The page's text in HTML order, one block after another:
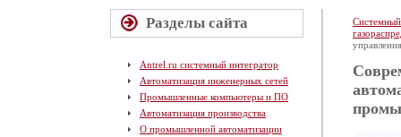
Разделы сайта
Antrel.ru системный интегратор
Автоматизация инженерных сетей
Промышленные компьютеры и ПО
Автоматизация производства
О промышленной автоматизации